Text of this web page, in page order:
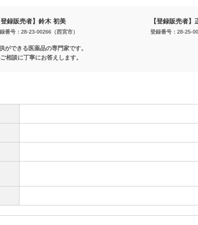
登録販売者】鈴木 初美
番号：28-23-00266（西宮市）
【登録販売者】
登録番号：28-25-
できる医薬品の専門家です。
相談に丁寧にお答えします。